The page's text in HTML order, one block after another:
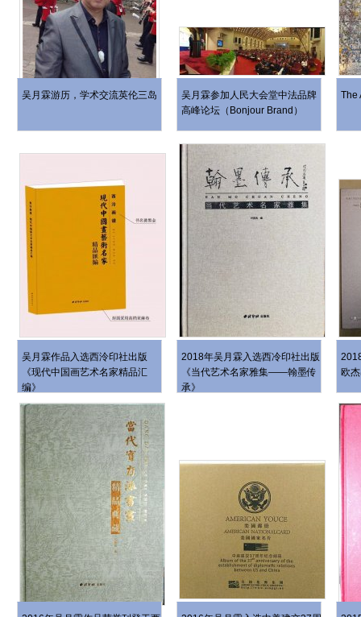
吴月霖游历，学术交流英伦三岛
吴月霖参加人民大会堂中法品牌
高峰论坛（Bonjour Brand）
The
吴月霖作品入选西泠印社出版
《现代中国画艺术名家精品汇
编》
2018年吴月霖入选西冷印社出版
《当代艺术名家雅集——翰墨传
承》
欧